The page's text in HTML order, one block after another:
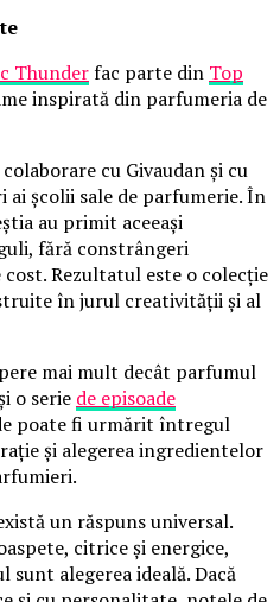
Thunderfac parte din Top
inspirată din parfumeria de
cu Givaudan și cu
ai școlii sale de parfumerie. În
au primit aceeași
fără constrângeri
Rezultatul este o colecție
în jurul creativității și al
mai mult decât parfumul
o serie de episoade
poate fi urmărit întregul
și alegerea ingredientelor
un răspuns universal.
citrice și energice,
alegerea ideală. Dacă